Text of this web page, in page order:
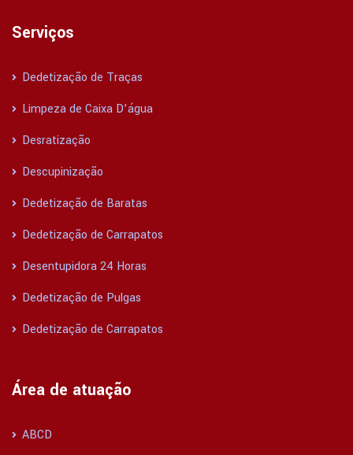
Serviços
Dedetização de Traças
Limpeza de Caixa D’água
Desratização
Descupinização
Dedetização de Baratas
Dedetização de Carrapatos
Desentupidora 24 Horas
Dedetização de Pulgas
Dedetização de Carrapatos
Área de atuação
ABCD